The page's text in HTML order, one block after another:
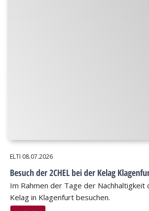
ELTI 08.07.2026
Besuch der 2CHEL bei der Kelag
Im Rahmen der Tage der Nachhaltigkeit
Kelag in Klagenfurt besuchen.